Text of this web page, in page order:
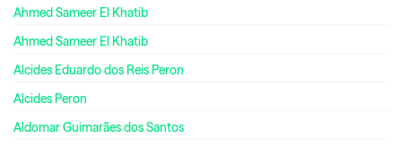
Ahmed Sameer El Khatib
Ahmed Sameer El Khatib
Alcides Eduardo dos Reis Peron
Alcides Peron
Aldomar Guimarães dos Santos